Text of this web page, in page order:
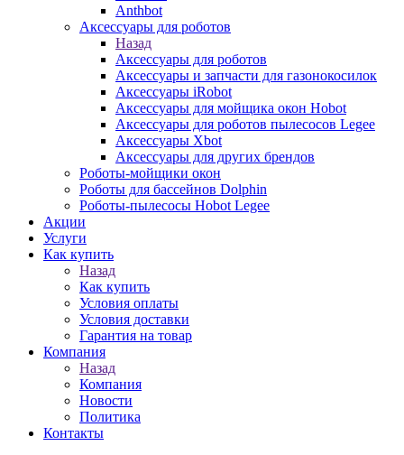
Anthbot
Аксессуары для роботов
Назад
Аксессуары для роботов
Аксессуары и запчасти для газонокосилок
Аксессуары iRobot
Аксессуары для мойщика окон Hobot
Аксессуары для роботов пылесосов Legee
Аксессуары Xbot
Аксессуары для других брендов
Роботы-мойщики окон
Роботы для бассейнов Dolphin
Роботы-пылесосы Hobot Legee
Акции
Услуги
Как купить
Назад
Как купить
Условия оплаты
Условия доставки
Гарантия на товар
Компания
Назад
Компания
Новости
Политика
Контакты